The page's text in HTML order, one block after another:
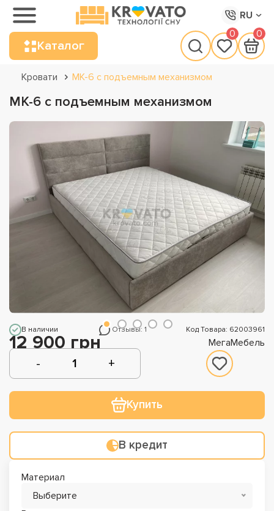
RU
Каталог
0 0
Кровати МК-6 с подъемным механизмом
МК-6 с подъемным механизмом
В наличии Отзывы: 1 Код Товара: 62003961
12 900 грн МегаМебель
Купить
В кредит
Материал
Выберите